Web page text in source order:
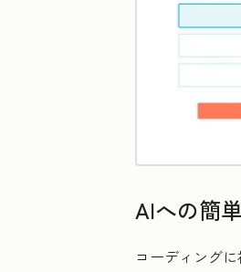
AIへの簡
コーディング